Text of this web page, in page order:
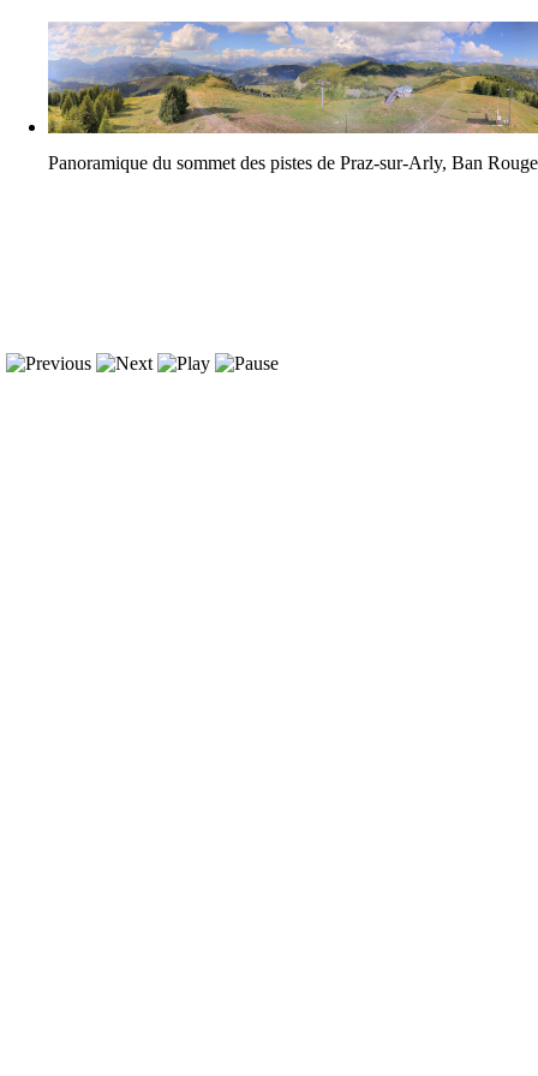
Panoramique du sommet des pistes de Praz-sur-Arly, Ban